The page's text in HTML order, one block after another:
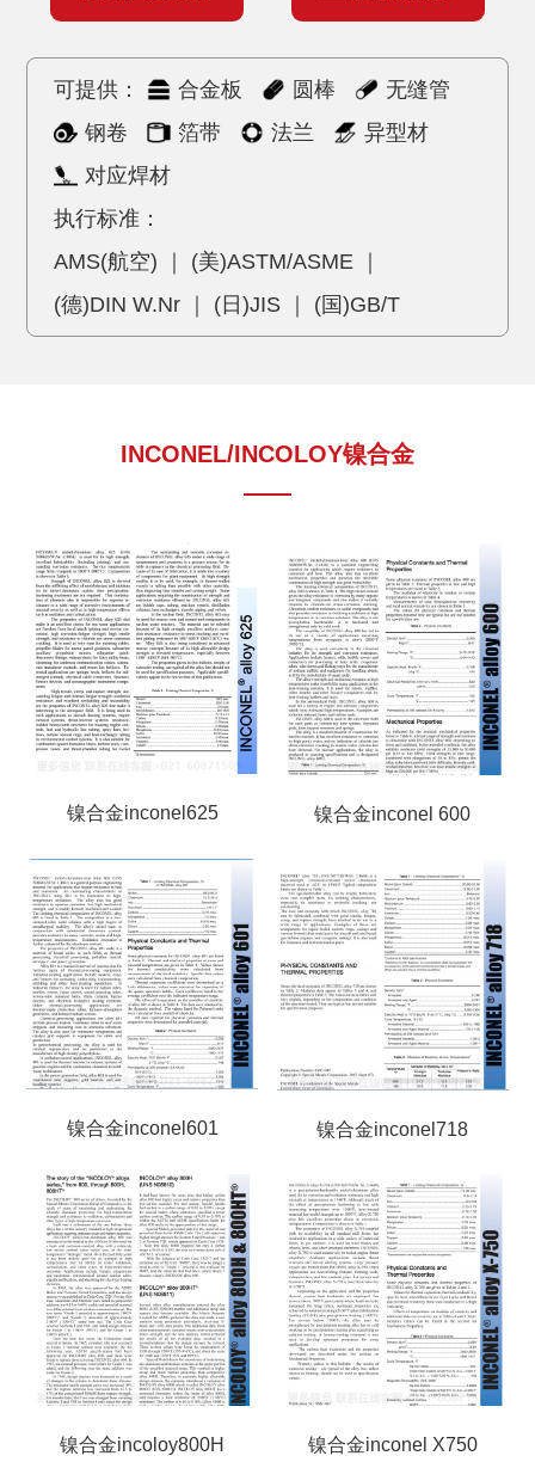
可提供： 合金板 圆棒
无缝管
钢卷
箔带 法兰
异型材
对应焊材
执行标准：
AMS(航空) ｜ (美)ASTM/ASME ｜
(德)DIN W.Nr ｜ (日)JIS ｜ (国)GB/T
INCONEL/INCOLOY镍合金
镍合金inconel625 镍合金inconel 600
镍合金inconel601 镍合金inconel718
镍合金incoloy800H 镍合金inconel X750